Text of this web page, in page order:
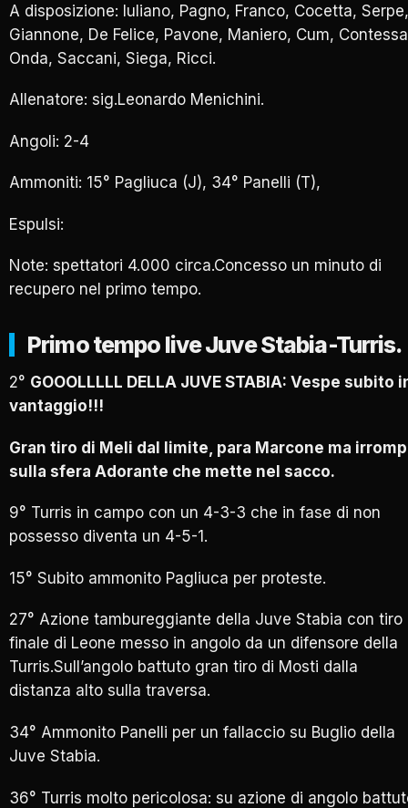
A disposizione: Iuliano, Pagno, Franco, Cocetta, Serpe,
Giannone, De Felice, Pavone, Maniero, Cum,
Onda, Saccani, Siega, Ricci.
Allenatore: sig.Leonardo Menichini.
Angoli: 2-4
Ammoniti: 15° Pagliuca (J), 34° Panelli (T),
Espulsi:
Note: spettatori 4.000 circa.Concesso un minuto di
recupero nel primo tempo.
Primo tempo live Juve Stabia-Turris.
2° GOOOLLLLL DELLA JUVE STABIA: Vespe subito
vantaggio!!!
Gran tiro di Meli dal limite, para Marcone ma
sulla sfera Adorante che mette nel sacco.
9° Turris in campo con un 4-3-3 che in fase di non
possesso diventa un 4-5-1.
15° Subito ammonito Pagliuca per proteste.
27° Azione tambureggiante della Juve Stabia con tiro
finale di Leone messo in angolo da un difensore della
Turris.Sull’angolo battuto gran tiro di Mosti dalla
distanza alto sulla traversa.
34° Ammonito Panelli per un fallaccio su Buglio della
Juve Stabia.
36° Turris molto pericolosa: su azione di angolo